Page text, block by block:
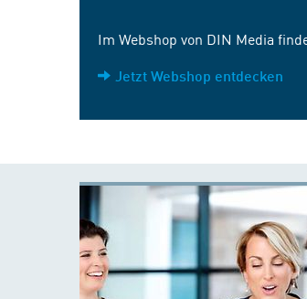
Im Webshop von DIN Media
Jetzt Webshop entdecken